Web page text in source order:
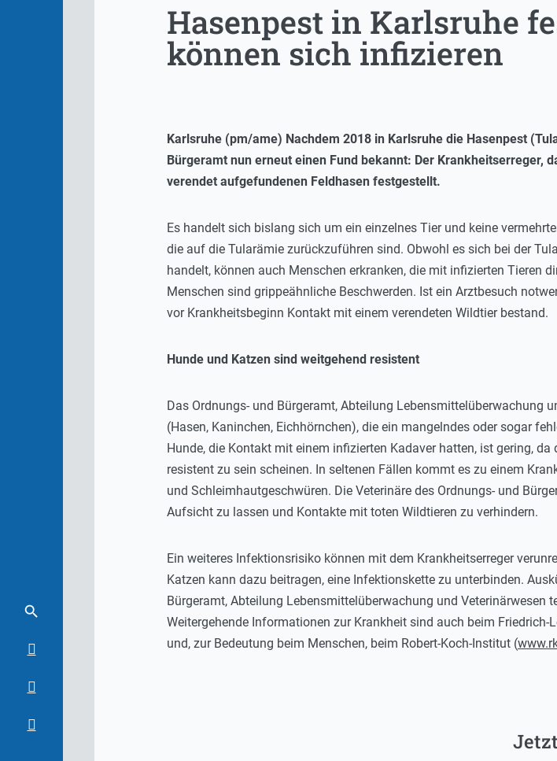
Hasenpest in Karlsruhe
können sich infizieren
Karlsruhe (pm/ame) Nachdem 2018 in Karlsruhe die Hasenpest
Bürgeramt nun erneut einen Fund bekannt: Der Krankheitserreger,
verendet aufgefundenen Feldhasen festgestellt.
Es handelt sich bislang sich um ein einzelnes Tier und keine
die auf die Tularämie zurückzuführen sind. Obwohl es sich bei der
handelt, können auch Menschen erkranken, die mit infizierten Tieren
Menschen sind grippeähnliche Beschwerden. Ist ein Arztbesuch
vor Krankheitsbeginn Kontakt mit einem verendeten Wildtier bestand.
Hunde und Katzen sind weitgehend resistent
Das Ordnungs- und Bürgeramt, Abteilung Lebensmittelüberwachung
(Hasen, Kaninchen, Eichhörnchen), die ein mangelndes oder sogar
Hunde, die Kontakt mit einem infizierten Kadaver hatten, ist gering,
resistent zu sein scheinen. In seltenen Fällen kommt es zu einem
und Schleimhautgeschwüren. Die Veterinäre des Ordnungs- und
Aufsicht zu lassen und Kontakte mit toten Wildtieren zu verhindern.
Ein weiteres Infektionsrisiko können mit dem Krankheitserreger
Katzen kann dazu beitragen, eine Infektionskette zu unterbinden.
Bürgeramt, Abteilung Lebensmittelüberwachung und
Weitergehende Informationen zur Krankheit sind auch beim
und, zur Bedeutung beim Menschen, beim Robert-Koch-Institut (